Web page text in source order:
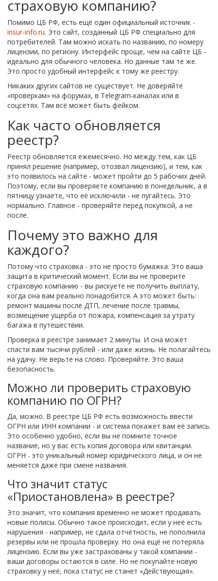
страховую компанию?
Помимо ЦБ РФ, есть ещё один официальный источник -
insur-info.ru. Это сайт, созданный ЦБ РФ специально для
потребителей. Там можно искать по названию, по номеру
лицензии, по региону. Интерфейс проще, чем на сайте ЦБ -
идеально для обычного человека. Но данные там те же.
Это просто удобный интерфейс к тому же реестру.
Никаких других сайтов не существует. Не доверяйте
«проверкам» на форумах, в Telegram-каналах или в
соцсетях. Там всё может быть фейком.
Как часто обновляется
реестр?
Реестр обновляется ежемесячно. Но между тем, как ЦБ
принял решение (например, отозвал лицензию), и тем, как
это появилось на сайте - может пройти до 5 рабочих дней.
Поэтому, если вы проверяете компанию в понедельник, а в
пятницу узнаёте, что её исключили - не пугайтесь. Это
нормально. Главное - проверяйте перед покупкой, а не
после.
Почему это важно для
каждого?
Потому что страховка - это не просто бумажка. Это ваша
защита в критический момент. Если вы не проверите
страховую компанию - вы рискуете не получить выплату,
когда она вам реально понадобится. А это может быть:
ремонт машины после ДТП, лечение после травмы,
возмещение ущерба от пожара, компенсация за утрату
багажа в путешествии.
Проверка в реестре занимает 2 минуты. И она может
спасти вам тысячи рублей - или даже жизнь. Не полагайтесь
на удачу. Не верьте на слово. Проверяйте. Это ваша
безопасность.
Можно ли проверить страховую
компанию по ОГРН?
Да, можно. В реестре ЦБ РФ есть возможность ввести
ОГРН или ИНН компании - и система покажет вам её запись.
Это особенно удобно, если вы не помните точное
название, но у вас есть копия договора или квитанции.
ОГРН - это уникальный номер юридического лица, и он не
меняется даже при смене названия.
Что значит статус
«Приостановлена» в реестре?
Это значит, что компания временно не может продавать
новые полисы. Обычно такое происходит, если у неё есть
нарушения - например, не сдала отчётность, не пополнила
резервы или не прошла проверку. Но она ещё не потеряла
лицензию. Если вы уже застрахованы у такой компании -
ваши договоры остаются в силе. Но не покупайте новую
страховку у неё, пока статус не станет «Действующая».